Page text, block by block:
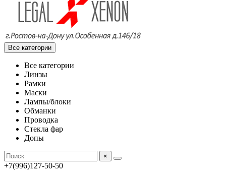
Все категории
Все категории
Линзы
Рамки
Маски
Лампы/блоки
Обманки
Проводка
Стекла фар
Допы
×
+7(996)127-50-50